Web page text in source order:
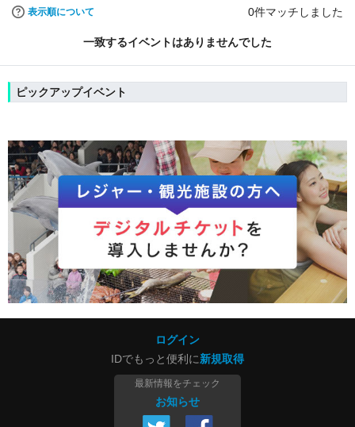
表示順について 0件マッチしました
一致するイベントはありませんでした
ピックアップイベント
ログイン
IDでもっと便利に新規取得
最新情報をチェック
お知らせ